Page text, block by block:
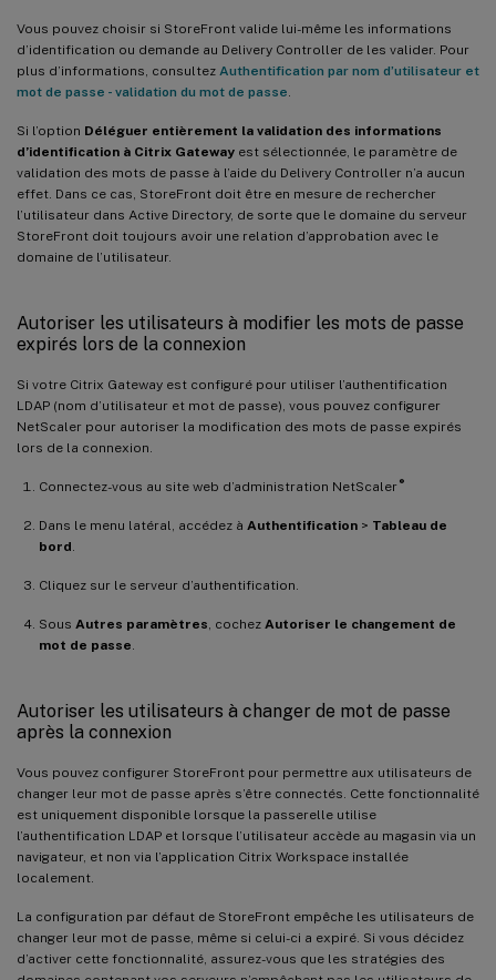
Vous pouvez choisir si StoreFront valide lui-même les informations
d’identification ou demande au Delivery Controller de les valider. Pour
plus d’informations, consultez Authentification par nom d’utilisateur et
mot de passe - validation du mot de passe
Si l’option Déléguer entièrement la validation des informations
d’identification à Citrix Gateway est sélectionnée, le paramètre de
validation des mots de passe à l’aide du Delivery Controller n’a aucun
effet. Dans ce cas, StoreFront doit être en mesure de rechercher
l’utilisateur dans Active Directory, de sorte que le domaine du serveur
StoreFront doit toujours avoir une relation d’approbation avec le
domaine de l’utilisateur.
Autoriser les utilisateurs à modifier les mots de passe
expirés lors de la connexion
Si votre Citrix Gateway est configuré pour utiliser l’authentification
LDAP (nom d’utilisateur et mot de passe), vous pouvez configurer
NetScaler pour autoriser la modification des mots de passe expirés
lors de la connexion.
Connectez-vous au site web d’administration NetScaler ®
Dans le menu latéral, accédez à Authentification > Tableau de
bord
Cliquez sur le serveur d’authentification.
Sous Autres paramètres , cochez Autoriser le changement de
mot de passe
Autoriser les utilisateurs à changer de mot de passe
après la connexion
Vous pouvez configurer StoreFront pour permettre aux utilisateurs de
changer leur mot de passe après s’être connectés. Cette fonctionnalité
est uniquement disponible lorsque la passerelle utilise
l’authentification LDAP et lorsque l’utilisateur accède au magasin via un
navigateur, et non via l’application Citrix Workspace installée
localement.
La configuration par défaut de StoreFront empêche les utilisateurs de
changer leur mot de passe, même si celui-ci a expiré. Si vous décidez
d’activer cette fonctionnalité, assurez-vous que les stratégies des